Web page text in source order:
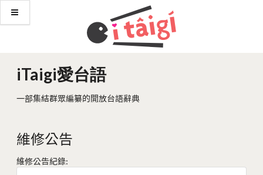
iTaigi愛台語
一部集結群眾編纂的開放台語辭典
維修公告
維修公告紀錄: